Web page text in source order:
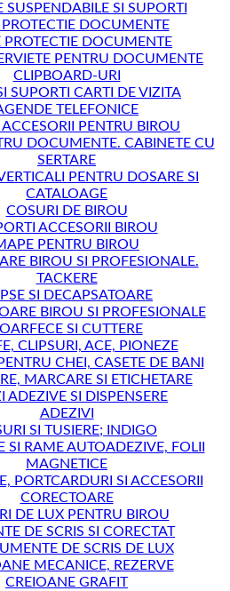
SUSPENDABILE SI SUPORTI
PROTECTIE DOCUMENTE
PROTECTIE DOCUMENTE
PENTRU DOCUMENTE
CLIPBOARD-URI
SUPORTI CARTI DE VIZITA
TELEFONICE
PENTRU BIROU
DOCUMENTE. CABINETE CU
SERTARE
PENTRU DOSARE SI
CATALOAGE
COSURI DE BIROU
ACCESORII BIROU
PENTRU BIROU
BIROU SI PROFESIONALE.
TACKERE
SI DECAPSATOARE
BIROU SI PROFESIONALE
SI CUTTERE
CLIPSURI, ACE, PIONEZE
CHEI, CASETE DE BANI
MARCARE SI ETICHETARE
ADEZIVE SI DISPENSERE
ADEZIVI
SI TUSIERE; INDIGO
SI RAME AUTOADEZIVE, FOLII
MAGNETICE
PORTCARDURI SI ACCESORII
CORECTOARE
DE LUX PENTRU BIROU
DE SCRIS SI CORECTAT
DE SCRIS DE LUX
MECANICE, REZERVE
CREIOANE GRAFIT